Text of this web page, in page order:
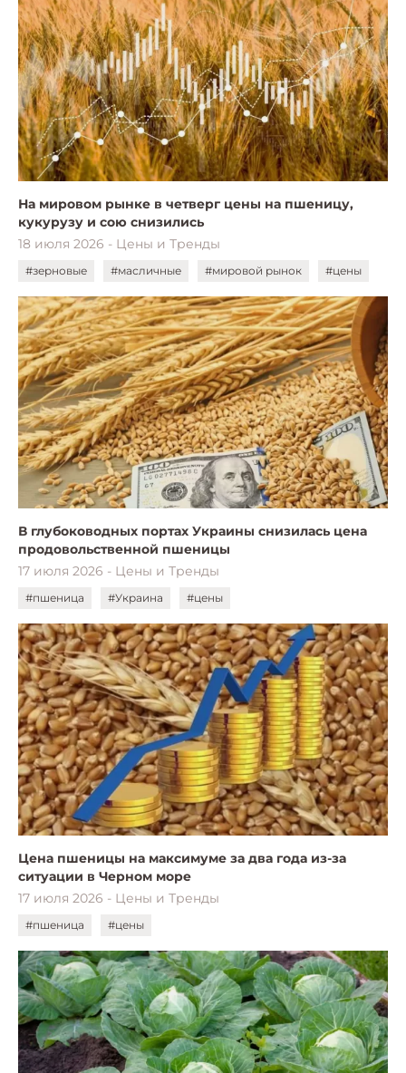
На мировом рынке в четверг цены на пшеницу,
кукурузу и сою снизились
18 июля 2026 - Цены и Тренды
#зерновые #масличные #мировой рынок #цены
В глубоководных портах Украины снизилась цена
продовольственной пшеницы
17 июля 2026 - Цены и Тренды
#пшеница #Украина #цены
Цена пшеницы на максимуме за два года из-за
ситуации в Черном море
17 июля 2026 - Цены и Тренды
#пшеница #цены